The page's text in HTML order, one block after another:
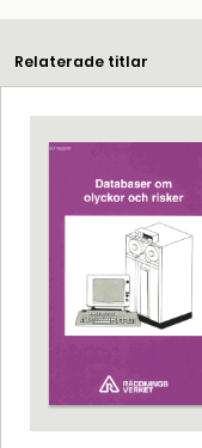
Relaterade titlar